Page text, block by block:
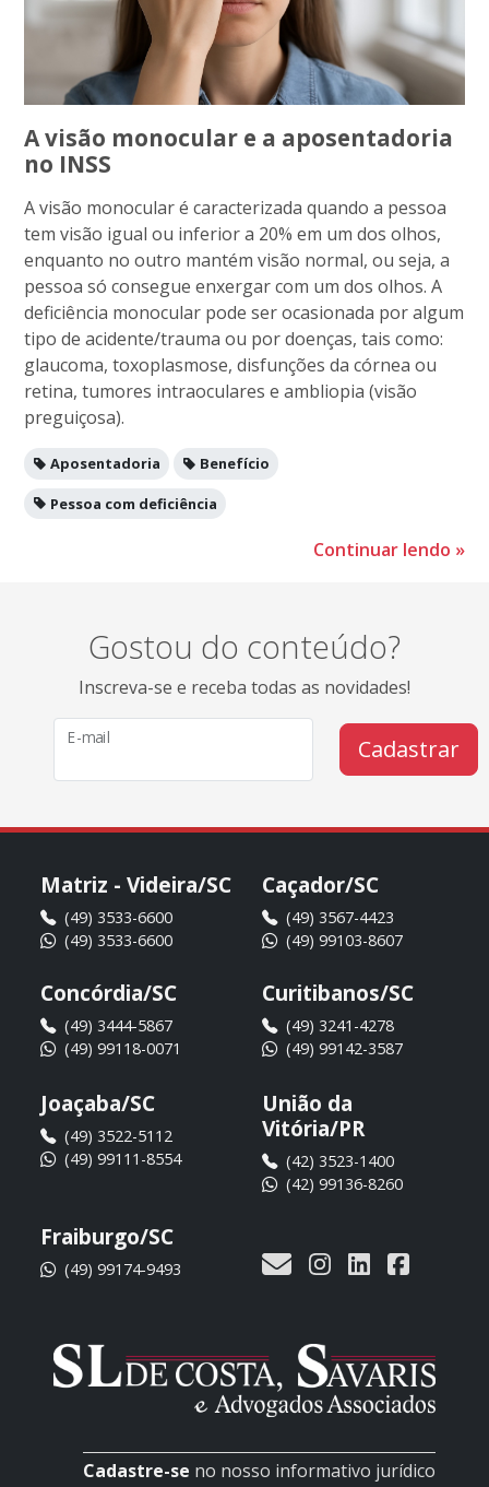
A visão monocular e a aposentadoria
no INSS
A visão monocular é caracterizada quando a pessoa
tem visão igual ou inferior a 20% em um dos olhos,
enquanto no outro mantém visão normal, ou seja, a
pessoa só consegue enxergar com um dos olhos. A
deficiência monocular pode ser ocasionada por algum
tipo de acidente/trauma ou por doenças, tais como:
glaucoma, toxoplasmose, disfunções da córnea ou
retina, tumores intraoculares e ambliopia (visão
preguiçosa).
Aposentadoria Benefício
Pessoa com deficiência
Continuar lendo »
Gostou do conteúdo?
Inscreva-se e receba todas as novidades!
E-mail Cadastrar
Matriz - Videira/SC
(49) 3533-6600
(49) 3533-6600
Caçador/SC
(49) 3567-4423
(49) 99103-8607
Concórdia/SC
(49) 3444-5867
(49) 99118-0071
Curitibanos/SC
(49) 3241-4278
(49) 99142-3587
Joaçaba/SC
(49) 3522-5112
(49) 99111-8554
União da
Vitória/PR
(42) 3523-1400
(42) 99136-8260
Fraiburgo/SC
(49) 99174-9493
Cadastre-se no nosso informativo jurídico